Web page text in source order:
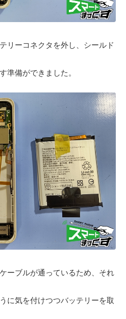
リーコネクタを外し、シールド
準備ができました。
ーブルが通っているため、それ
に気を付けつつバッテリーを取